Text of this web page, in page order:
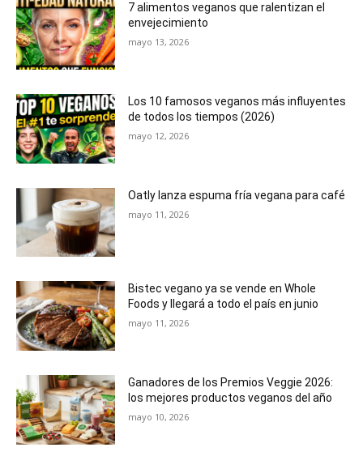
7 alimentos veganos que ralentizan el
envejecimiento
mayo 13, 2026
Los 10 famosos veganos más influyentes
de todos los tiempos (2026)
mayo 12, 2026
Oatly lanza espuma fría vegana para café
mayo 11, 2026
Bistec vegano ya se vende en Whole
Foods y llegará a todo el país en junio
mayo 11, 2026
Ganadores de los Premios Veggie 2026:
los mejores productos veganos del año
mayo 10, 2026